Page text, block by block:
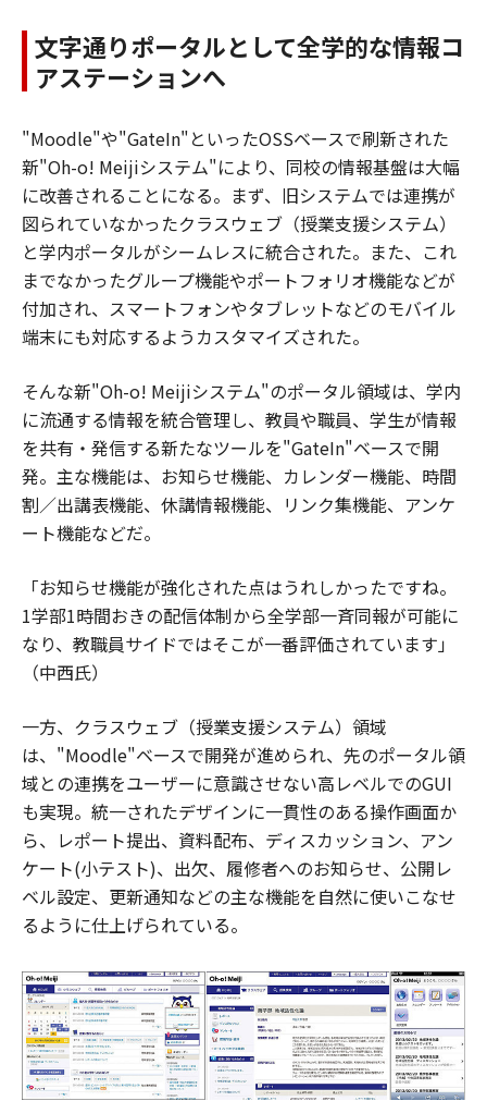
文字通りポータルとして全学的な情報コ
アステーションへ
"Moodle"や"GateIn"といったOSSベースで刷新された
新"Oh-o! Meijiシステム"により、同校の情報基盤は大幅
に改善されることになる。まず、旧システムでは連携が
図られていなかったクラスウェブ（授業支援システム）
と学内ポータルがシームレスに統合された。また、これ
までなかったグループ機能やポートフォリオ機能などが
付加され、スマートフォンやタブレットなどのモバイル
端末にも対応するようカスタマイズされた。
そんな新"Oh-o! Meijiシステム"のポータル領域は、学内
に流通する情報を統合管理し、教員や職員、学生が情報
を共有・発信する新たなツールを"GateIn"ベースで開
発。主な機能は、お知らせ機能、カレンダー機能、時間
割／出講表機能、休講情報機能、リンク集機能、アンケ
ート機能などだ。
「お知らせ機能が強化された点はうれしかったですね。
1学部1時間おきの配信体制から全学部一斉同報が可能に
なり、教職員サイドではそこが一番評価されています」
（中西氏）
一方、クラスウェブ（授業支援システム）領域
は、"Moodle"ベースで開発が進められ、先のポータル領
域との連携をユーザーに意識させない高レベルでのGUI
も実現。統一されたデザインに一貫性のある操作画面か
ら、レポート提出、資料配布、ディスカッション、アン
ケート(小テスト)、出欠、履修者へのお知らせ、公開レ
ベル設定、更新通知などの主な機能を自然に使いこなせ
るように仕上げられている。